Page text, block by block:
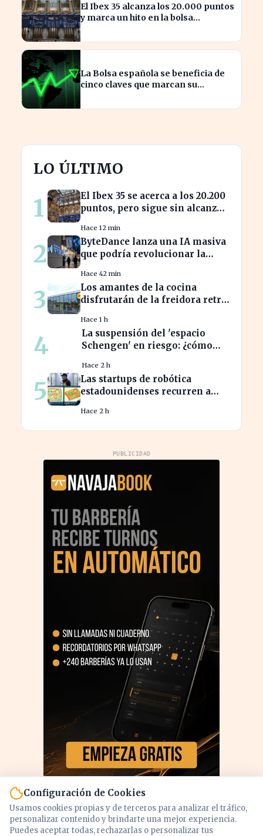
El Ibex 35 alcanza los 20.000 puntos
y marca un hito en la bolsa
La Bolsa española se beneficia de
cinco claves que marcan su
LO ÚLTIMO
1
El Ibex 35 se acerca a los 20.200
puntos, pero sigue sin alcanzar
Hace 12 min
2
ByteDance lanza una IA masiva
que podría revolucionar la
Hace 42 min
3
Los amantes de la cocina
disfrutarán de la freidora retro
Hace 1 h
4
La suspensión del 'espacio
Schengen' en riesgo: ¿cómo
Hace 2 h
5
Las startups de robótica
estadounidenses recurren a
costes
Hace 2 h
PUBLICIDAD
Configuración de Cookies
Usamos cookies propias y de terceros para analizar el tráfico,
personalizar contenido y brindarte una mejor experiencia.
Puedes aceptar todas, rechazarlas o personalizar tus